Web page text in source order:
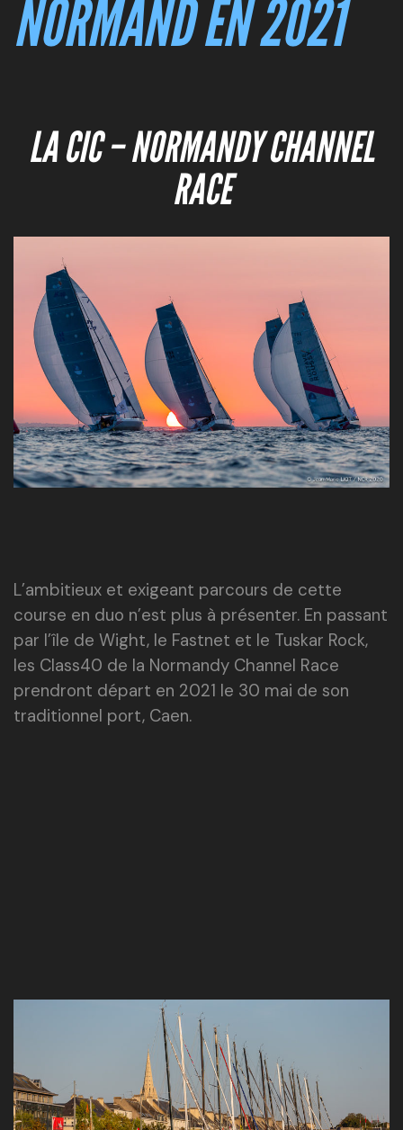
NORMAND EN 2021
LA CIC – NORMANDY CHANNEL
RACE
L’ambitieux et exigeant parcours de cette
course en duo n’est plus à présenter. En passant
par l’île de Wight, le Fastnet et le Tuskar Rock,
les Class40 de la Normandy Channel Race
prendront départ en 2021 le 30 mai de son
traditionnel port, Caen.